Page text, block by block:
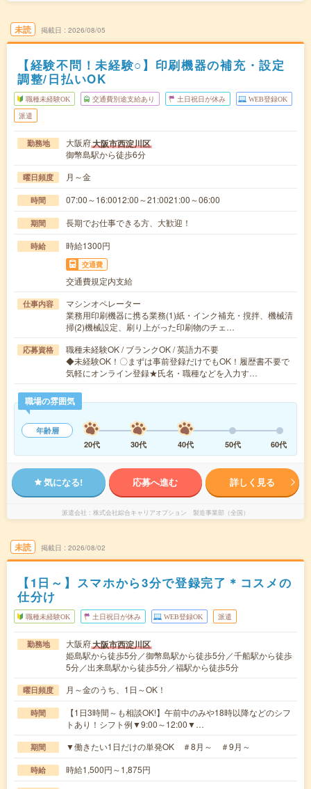
未読 掲載日 2026/08/05
【経験不問！未経験○】印刷機器の補充・設定
調整/日払いOK
職種未経験OK 交通費別途支給あり 土日祝日が休み WEB登録OK
派遣
勤務地 大阪府大阪市西淀川区
御幣島駅から徒歩6分
曜日頻度 月～金
時間 07:00～16:0012:00～21:0021:00～06:00
期間 長期でお仕事できる方、大歓迎！
時給 時給1300円
交通費
交通費規定内支給
仕事内容
マシンオペレーター
業務用印刷機器に携る業務(1)紙・インク補充・撹拌、機械清
掃(2)機械設定、刷り上がった印刷物のチェ…
応募資格
職種未経験OK / ブランクOK / 英語力不要
◆未経験OK！〇まずは事前登録だけでもOK！履歴書不要で
気軽にオンライン登録★氏名・職種などを入力す…
職場の雰囲気
年齢層
20代
30代 40代 50代 60代
気になる! 応募へ進む 詳しく見る
派遣会社 株式会社綜合キャリアオプション 製造事業部（全国）
未読 掲載日 2026/08/02
【1日～】スマホから3分で登録完了＊コスメの
仕分け
職種未経験OK 土日祝日が休み WEB登録OK 派遣
勤務地 大阪府大阪市西淀川区
姫島駅から徒歩5分／御幣島駅から徒歩5分／千船駅から徒歩
5分／出来島駅から徒歩5分／福駅から徒歩5分
曜日頻度 月～金のうち、1日～OK！
時間
【1日3時間～も相談OK!】午前中のみや18時以降などのシフ
トあり！シフト例▼9:00～12:00▼…
期間 ▼働きたい1日だけの単発OK ＃8月～ ＃9月～
時給 時給1,500円～1,875円